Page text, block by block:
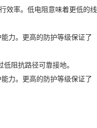
效率。低电阻意味着更低的线
力。更高的防护等级保证了
阻抗路径可靠接地。
力。更高的防护等级保证了